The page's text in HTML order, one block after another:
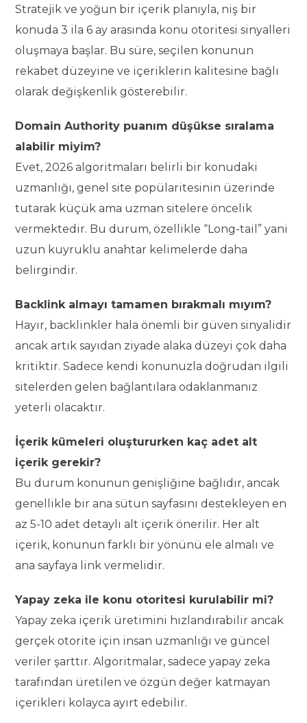
Stratejik ve yoğun bir içerik planıyla, niş bir
konuda 3 ila 6 ay arasında konu otoritesi sinyalleri
oluşmaya başlar. Bu süre, seçilen konunun
rekabet düzeyine ve içeriklerin kalitesine bağlı
olarak değişkenlik gösterebilir.
Domain Authority puanım düşükse sıralama
alabilir miyim?
Evet, 2026 algoritmaları belirli bir konudaki
uzmanlığı, genel site popülaritesinin üzerinde
tutarak küçük ama uzman sitelere öncelik
vermektedir. Bu durum, özellikle “Long-tail” yani
uzun kuyruklu anahtar kelimelerde daha
belirgindir.
Backlink almayı tamamen bırakmalı mıyım?
Hayır, backlinkler hala önemli bir güven sinyalidir
ancak artık sayıdan ziyade alaka düzeyi çok daha
kritiktir. Sadece kendi konunuzla doğrudan ilgili
sitelerden gelen bağlantılara odaklanmanız
yeterli olacaktır.
İçerik kümeleri oluştururken kaç adet alt
içerik gerekir?
Bu durum konunun genişliğine bağlıdır, ancak
genellikle bir ana sütun sayfasını destekleyen en
az 5-10 adet detaylı alt içerik önerilir. Her alt
içerik, konunun farklı bir yönünü ele almalı ve
ana sayfaya link vermelidir.
Yapay zeka ile konu otoritesi kurulabilir mi?
Yapay zeka içerik üretimini hızlandırabilir ancak
gerçek otorite için insan uzmanlığı ve güncel
veriler şarttır. Algoritmalar, sadece yapay zeka
tarafından üretilen ve özgün değer katmayan
içerikleri kolayca ayırt edebilir.